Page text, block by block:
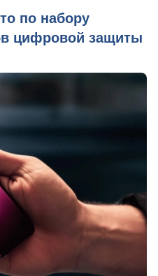
по набору
цифровой защиты